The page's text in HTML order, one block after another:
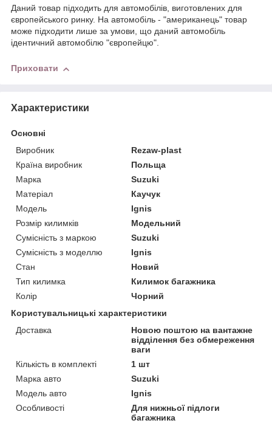
Даний товар підходить для автомобілів, виготовлених для
європейського ринку. На автомобіль - "американець" товар
може підходити лише за умови, що даний автомобіль
ідентичний автомобілю "європейцю".
Приховати
Характеристики
Основні
Виробник
Rezaw-plast
Країна виробник
Польща
Марка
Suzuki
Матеріал
Каучук
Модель
Ignis
Розмір килимків
Модельний
Сумісність з маркою
Suzuki
Сумісність з моделлю
Ignis
Стан
Новий
Тип килимка
Килимок багажника
Колір
Чорний
Користувальницькі характеристики
Доставка
Новою поштою на вантажне
відділення без обмереження
ваги
Кількість в комплекті
1 шт
Марка авто
Suzuki
Модель авто
Ignis
Особливості
Для нижньої підлоги
багажника